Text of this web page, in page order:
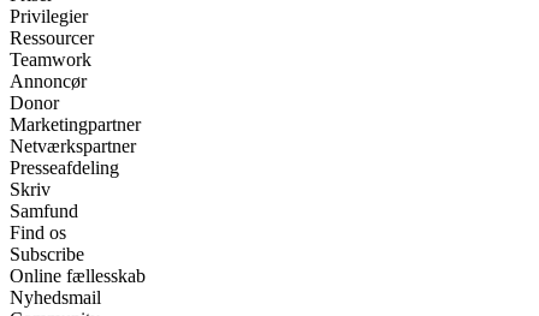
Privilegier
Ressourcer
Teamwork
Annoncør
Donor
Marketingpartner
Netværkspartner
Presseafdeling
Skriv
Samfund
Find os
Subscribe
Online fællesskab
Nyhedsmail